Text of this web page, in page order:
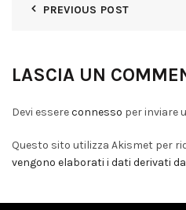
PREVIOUS POST
LASCIA UN
Devi essereconnesso per inviare
Questo sito utilizza Akismet per
vengono elaborati i dati derivati